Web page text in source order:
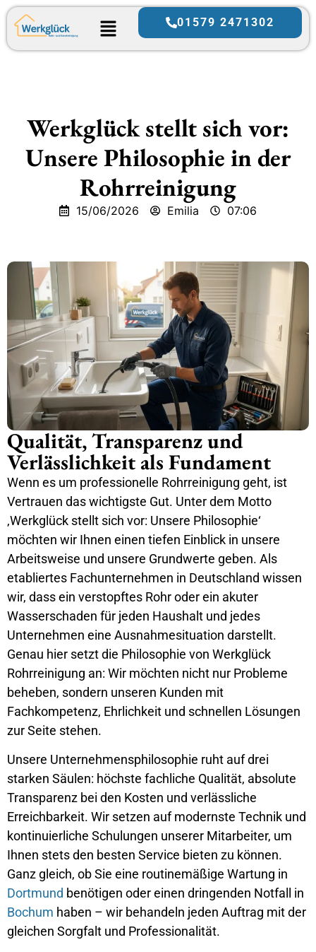
01579 2471302
Werkglück stellt sich vor:
Unsere Philosophie in der
Rohrreinigung
15/06/2026 Emilia 07:06
Qualität, Transparenz und
Verlässlichkeit als Fundament
Wenn es um professionelle Rohrreinigung geht, ist
Vertrauen das wichtigste Gut. Unter dem Motto
‚Werkglück stellt sich vor: Unsere Philosophie‘
möchten wir Ihnen einen tiefen Einblick in unsere
Arbeitsweise und unsere Grundwerte geben. Als
etabliertes Fachunternehmen in Deutschland wissen
wir, dass ein verstopftes Rohr oder ein akuter
Wasserschaden für jeden Haushalt und jedes
Unternehmen eine Ausnahmesituation darstellt.
Genau hier setzt die Philosophie von Werkglück
Rohrreinigung an: Wir möchten nicht nur Probleme
beheben, sondern unseren Kunden mit
Fachkompetenz, Ehrlichkeit und schnellen Lösungen
zur Seite stehen.
Unsere Unternehmensphilosophie ruht auf drei
starken Säulen: höchste fachliche Qualität, absolute
Transparenz bei den Kosten und verlässliche
Erreichbarkeit. Wir setzen auf modernste Technik und
kontinuierliche Schulungen unserer Mitarbeiter, um
Ihnen stets den besten Service bieten zu können.
Ganz gleich, ob Sie eine routinemäßige Wartung in
Dortmund benötigen oder einen dringenden Notfall in
Bochum haben – wir behandeln jeden Auftrag mit der
gleichen Sorgfalt und Professionalität.